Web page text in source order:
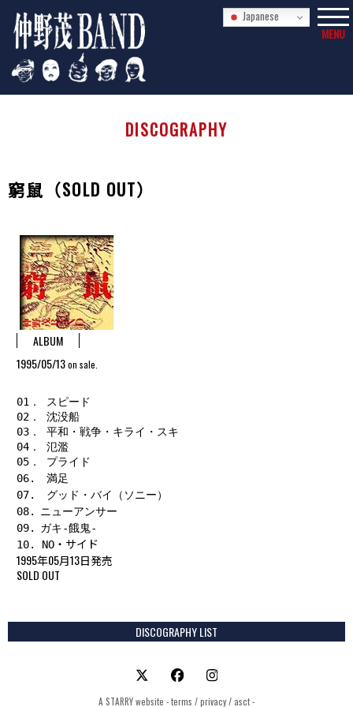
MENU
DISCOGRAPHY
窮鼠（SOLD OUT）
ALBUM
1995/05/13on sale.
01． スピード
02． 沈没船
03． 平和・戦争・キライ・スキ
04． 氾濫
05． プライド
06.
満足
07.
グッド・バイ（ソニー）
08.
ニューアンサー
09.
ガキ-餓鬼-
10. NO・サイド
1995年05月13日発売
SOLD OUT
DISCOGRAPHY LIST
A STARRYwebsite -terms /privacy/ asct-
Japanese